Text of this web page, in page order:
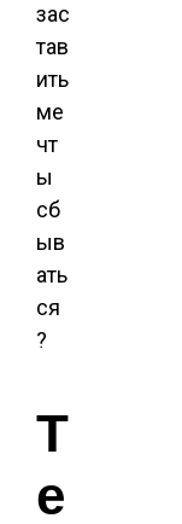
зас
тав
ить
ме
чт
ы
сб
ыв
ать
ся
?
Т
е